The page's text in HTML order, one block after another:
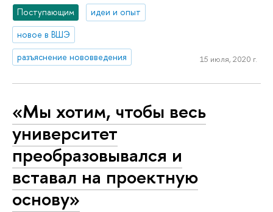
Поступающим
идеи и опыт
новое в ВШЭ
разъяснение нововведения
15 июля, 2020 г.
«Мы хотим, чтобы весь
университет
преобразовывался и
вставал на проектную
основу»